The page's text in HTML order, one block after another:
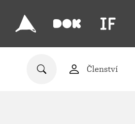
Členství